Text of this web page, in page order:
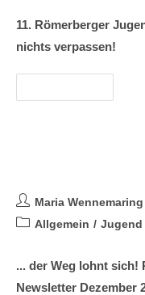
11. Römerberger
nichts verpassen!
Maria Wennemaring
Allgemein / Jugend
... der Weg lohnt sich!
Newsletter Dezember